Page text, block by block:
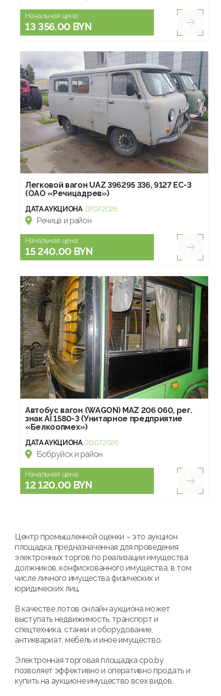
Начальная цена:
13 356.00 BYN
Легковой вагон UAZ 396295 336, 9127 ЕС-3
(ОАО «Речицадрев»)
ДАТА АУКЦИОНА 07.07.2026
Речица и район
Начальная цена:
15 240.00 BYN
Автобус вагон (WAGON) MAZ 206 060, рег.
знак AI 1580-3 (Унитарное предприятие
«Белкоопмех»)
ДАТА АУКЦИОНА 20.07.2026
Бобруйск и район
Начальная цена:
12 120.00 BYN
Центр промышленной оценки – это аукцион
площадка, предназначенная для проведения
электронных торгов по реализации имущества
должников, конфискованного имущества, в том
числе личного имущества физических и
юридических лиц.
В качестве лотов онлайн аукциона может
выступать недвижимость, транспорт и
спецтехника, станки и оборудование,
антиквариат, мебель и иное имущество.
Электронная торговая площадка cpo.by
позволяет эффективно и оперативно продать и
купить на аукционе имущество всех видов.